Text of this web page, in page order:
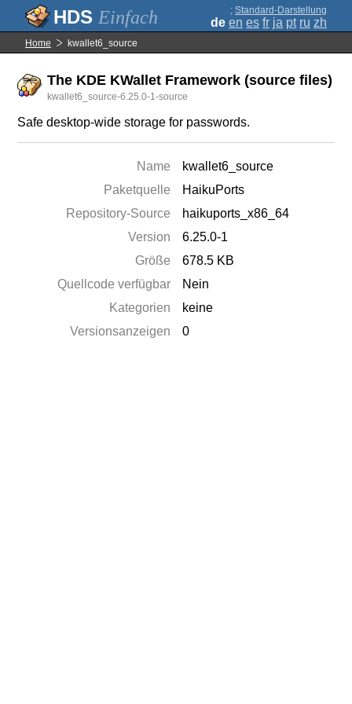
Einfach ; Standard-Darstellung
de en es fr ja pt ru zh
Home kwallet6_source
The KDE KWallet Framework (source files)
kwallet6_source-6.25.0-1-source
Safe desktop-wide storage for passwords.
Name
kwallet6_source
Paketquelle
HaikuPorts
Repository-Source
haikuports_x86_64
Version
6.25.0-1
Größe
678.5 KB
Quellcode verfügbar
Nein
Kategorien
keine
Versionsanzeigen
0